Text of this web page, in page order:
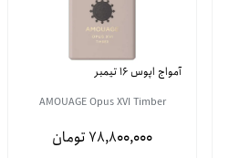
آمواج اپوس 16 تیمبر
AMOUAGE Opus XVI Timber
78,800,000